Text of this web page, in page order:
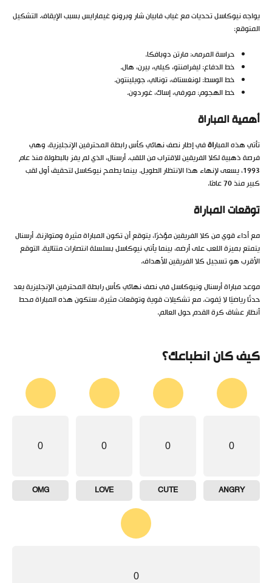
يواجه نيوكاسل تحديات مع غياب فابيان شار وبرونو غيمارايس بسبب الإيقاف. التشكيل
المتوقع:
حراسة المرمى: مارتن دوبافكا.
خط الدفاع: ليفرامنتو، كيلي، بيرن، هال.
خط الوسط: لونغستاف، تونالي، جويلينتون.
خط الهجوم: مورفي، إساك، غوردون.
أهمية المباراة
تأتي هذه المباراةفي إطار نصف نهائي كأس رابطة المحترفين الإنجليزية، وهي
فرصة ذهبية لكلا الفريقين للاقتراب من اللقب. أرسنال، الذي لم يفز بالبطولة منذ عام
1993، يسعى لإنهاء هذا الانتظار الطويل. بينما يطمح نيوكاسل لتحقيق أول لقب
كبير منذ 70 عامًا.
توقعات المباراة
مع أداء قوي من كلا الفريقين مؤخرًا، يتوقع أن تكون المباراة مثيرة ومتوازنة. أرسنال
يتمتع بميزة اللعب على أرضه، بينما يأتي نيوكاسل بسلسلة انتصارات متتالية. التوقع
الأقرب هو تسجيل كلا الفريقين للأهداف.
موعد مباراة أرسنال ونيوكاسل في نصف نهائي كأس رابطة المحترفين الإنجليزية يعد
حدثًا رياضيًا لا يُفوت. مع تشكيلات قوية وتوقعات مثيرة، ستكون هذه المباراة محط
أنظار عشاق كرة القدم حول العالم.
كيف كان انطباعك؟
0
ANGRY
0
CUTE
0
LOVE
0
OMG
0